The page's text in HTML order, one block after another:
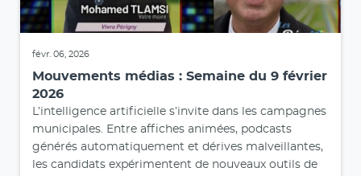
févr. 06, 2026
Mouvements médias : Semaine du 9 février
2026
L’intelligence artificielle s’invite dans les campagnes
municipales. Entre affiches animées, podcasts
générés automatiquement et dérives malveillantes,
les candidats expérimentent de nouveaux outils de